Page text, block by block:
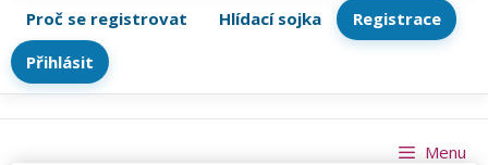
Proč se registrovat Hlídací sojka
Registrace
Přihlásit
Menu